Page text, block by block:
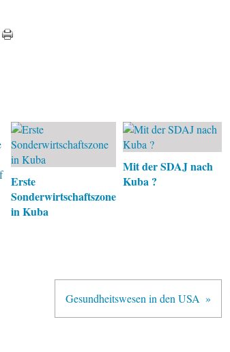
Erste
Sonderwirtschaftszone
in Kuba
Mit der SDAJ nach
Kuba ?
Gesundheitswesen in den USA